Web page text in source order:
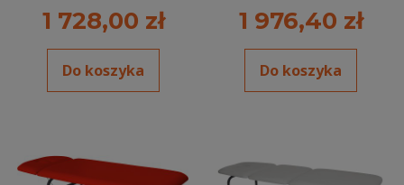
1 728,00 zł
Do koszyka
1 976,40 zł
Do koszyka